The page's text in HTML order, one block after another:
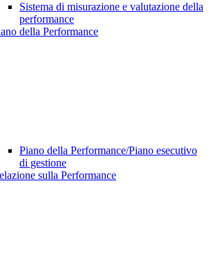
Sistema di misurazione e valutazione della
performance
della Performance
Piano della Performance/Piano esecutivo
di gestione
sulla Performance